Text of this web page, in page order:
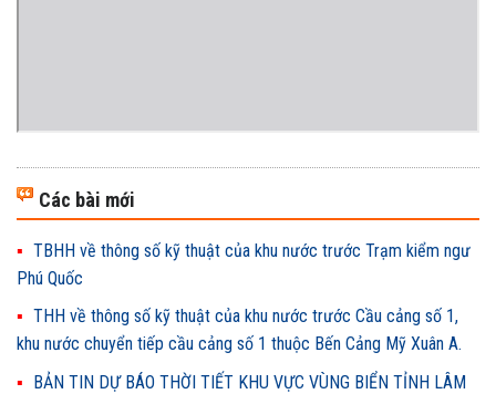
Các bài mới
TBHH về thông số kỹ thuật của khu nước trước Trạm kiểm ngư
Phú Quốc
THH về thông số kỹ thuật của khu nước trước Cầu cảng số 1,
khu nước chuyển tiếp cầu cảng số 1 thuộc Bến Cảng Mỹ Xuân A.
BẢN TIN DỰ BÁO THỜI TIẾT KHU VỰC VÙNG BIỂN TỈNH LÂM